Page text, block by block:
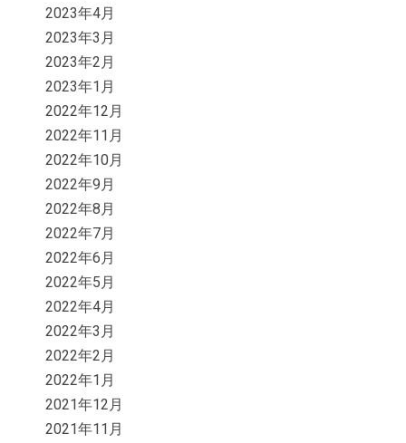
2023年4月
2023年3月
2023年2月
2023年1月
2022年12月
2022年11月
2022年10月
2022年9月
2022年8月
2022年7月
2022年6月
2022年5月
2022年4月
2022年3月
2022年2月
2022年1月
2021年12月
2021年11月